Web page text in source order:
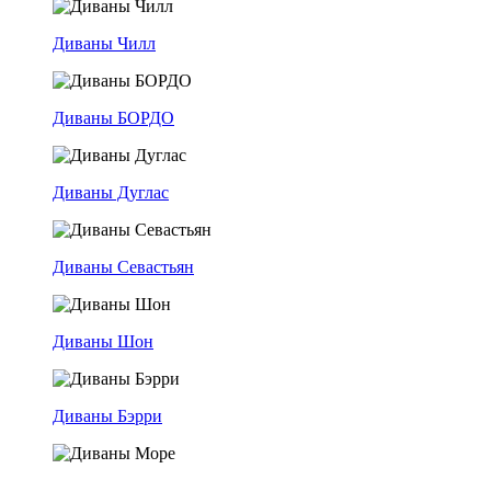
Диваны Чилл
Диваны БОРДО
Диваны Дуглас
Диваны Севастьян
Диваны Шон
Диваны Бэрри